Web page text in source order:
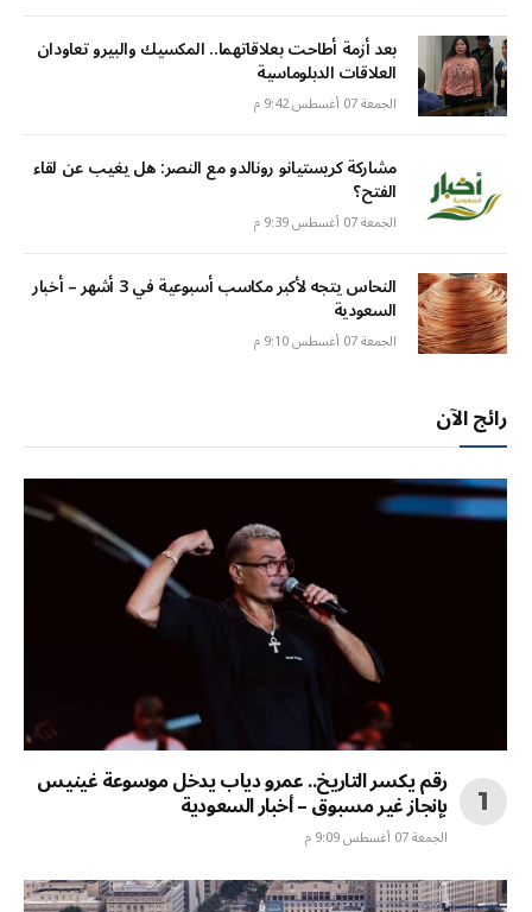
بعد أزمة أطاحت بعلاقاتهما.. المكسيك والبيرو تعاودان
العلاقات الدبلوماسية
الجمعة 07 أغسطس 9:42 م
مشاركة كريستيانو رونالدو مع النصر: هل يغيب عن لقاء
الفتح؟
الجمعة 07 أغسطس 9:39 م
النحاس يتجه لأكبر مكاسب أسبوعية في 3 أشهر – أخبار
السعودية
الجمعة 07 أغسطس 9:10 م
رائج الآن
رقم يكسر التاريخ.. عمرو دياب يدخل موسوعة غينيس
بإنجاز غير مسبوق – أخبار السعودية
الجمعة 07 أغسطس 9:09 م